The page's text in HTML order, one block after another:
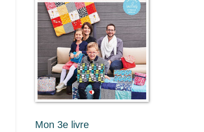
Mon 3e livre